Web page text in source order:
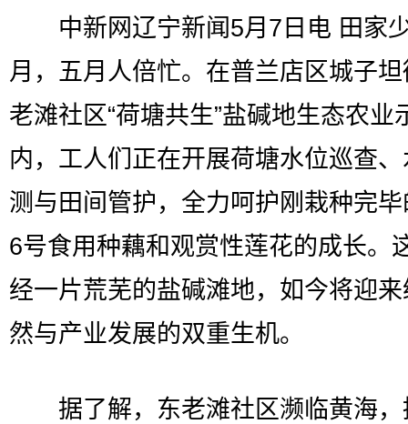
中新网辽宁新闻5月7日电 田家
月，五月人倍忙。在普兰店区城子
老滩社区“荷塘共生”盐碱地生态农业
内，工人们正在开展荷塘水位巡查
测与田间管护，全力呵护刚栽种完
6号食用种藕和观赏性莲花的成长。
经一片荒芜的盐碱滩地，如今将迎
然与产业发展的双重生机。
据了解，东老滩社区濒临黄海，